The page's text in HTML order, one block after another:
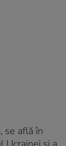
se află în